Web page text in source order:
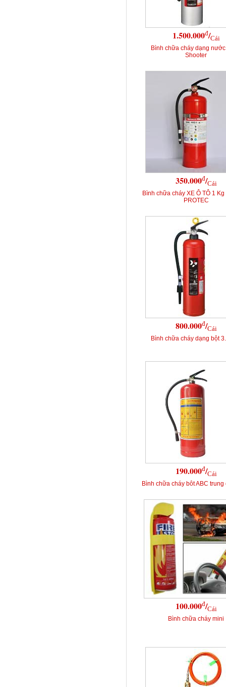
1.500.000đ/Cái
Bình chữa cháy dạng
Shooter
350.000đ/Cái
Bình chữa cháy XE Ô TÔ 1 Kg
PROTEC
800.000đ/Cái
Bình chữa cháy dạng bột
190.000đ/Cái
Bình chữa cháy bôt ABC trung
100.000đ/Cái
Bình chữa cháy mini